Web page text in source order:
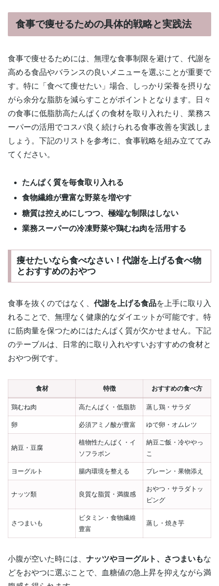
食事で痩せるための具体的戦略と実践法
食事で痩せるためには、無理な食事制限を避けて、代謝を
高める食品やバランスの良いメニューを選ぶことが重要で
す。特に「食べて痩せたい」場合、しっかり栄養を摂りな
がら余分な脂肪を減らすことがポイントとなります。日々
の食事に低脂肪高たんぱくの食材を取り入れたり、業務ス
ーパーの活用でコスパ良く続けられる食事改善を実践しま
しょう。下記のリストを参考に、食事戦略を組み立ててみ
てください。
たんぱく質を毎食取り入れる
食物繊維が豊富な野菜を増やす
糖質は控えめにしつつ、極端な制限はしない
業務スーパーの冷凍野菜や鶏むね肉を活用する
痩せたいなら食べなさい！代謝を上げる食べ物
とおすすめのおやつ
食事を抜くのではなく、 代謝を上げる食品を上手に取り入
れることで、無理なく健康的なダイエットが可能です。特
に筋肉量を保つためにはたんぱく質が欠かせません。下記
のテーブルは、日常的に取り入れやすいおすすめの食材と
おやつ例です。
食材 特徴 おすすめの食べ方
鶏むね肉 高たんぱく・低脂肪 蒸し鶏・サラダ
卵 必須アミノ酸が豊富 ゆで卵・オムレツ
納豆・豆腐
植物性たんぱく・イ
ソフラボン
納豆ご飯・冷ややっ
こ
ヨーグルト 腸内環境を整える プレーン・果物添え
ナッツ類 良質な脂質・満腹感
おやつ・サラダトッ
ピング
さつまいも
ビタミン・食物繊維
豊富
蒸し・焼き芋
小腹が空いた時には、 ナッツやヨーグルト、さつまいもな
どをおやつに選ぶことで、血糖値の急上昇を抑えながら満